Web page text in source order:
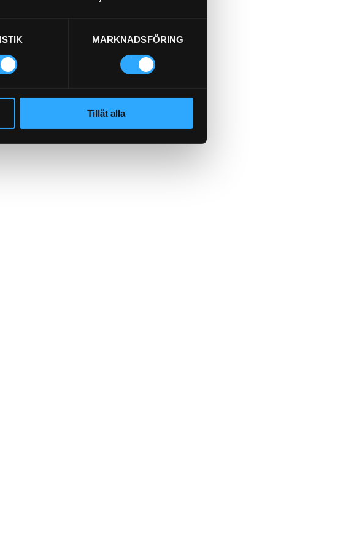
MARKNADSFÖRING
Tillåt alla